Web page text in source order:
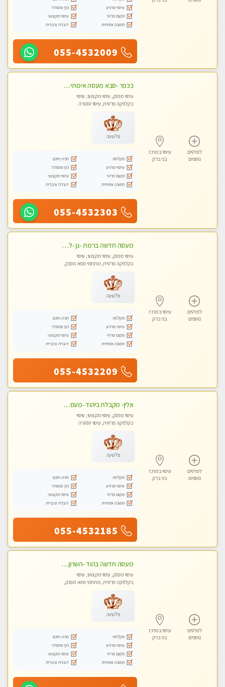
עיסוי מרגיע
נקי ומסודר
מקום פרטי
עיסוי מקצועי
תמונה אמיתית
דוברת עיברית
055-4532009
לפרטים
נוספים
עיסוי במרכז
בני ברק
בכפר -סבא מעסה איכותית מקצועית ומפנקת מאוד חדשה מעסה צעירה ואלופה לעיסוי מפנק מומלץ מאוד ....פרטי!!
עיסוי מפנק, עיסוי מקצועי, עיסוי
בקלניקה פרטית, עיסוי טנטרה
פלטינה
מקלחת
חניה חינם
עיסוי מרגיע
נקי ומסודר
מקום פרטי
עיסוי מקצועי
תמונה אמיתית
דוברת עיברית
055-4532303
לפרטים
נוספים
עיסוי במרכז
בני ברק
מעסה חדשה ברמת -גן -לעיסוי מיוחד ואיכותי מקום פרטי ואינטימי ושקט מומלץ לחלוטין!!
עיסוי מפנק, עיסוי מקצועי, עיסוי
בקלניקה פרטית, מתחמי ספא מפנק,
פלטינה
מקלחת
חניה חינם
עיסוי מרגיע
נקי ומסודר
מקום פרטי
עיסוי מקצועי
תמונה אמיתית
דוברת עיברית
055-4532209
לפרטים
נוספים
עיסוי במרכז
בני ברק
אלין- מקבלת ביהוד -מעסה פרטית ואיכותית לבד ביהוד . עיסוי מפנק אצלי ביהוד
עיסוי מפנק, עיסוי מקצועי, עיסוי
בקלניקה פרטית, עיסוי טנטרה
פלטינה
מקלחת
חניה חינם
עיסוי מרגיע
נקי ומסודר
מקום פרטי
עיסוי מקצועי
תמונה אמיתית
דוברת עיברית
055-4532185
לפרטים
נוספים
עיסוי במרכז
בני ברק
מעסה חדשה בהוד -השרון -כל סוגי העיסויים מעסה מקצועית ואיכותית פרטי!!!מומלץ לחלוטין!!
עיסוי מפנק, עיסוי מקצועי, עיסוי
בקלניקה פרטית, מתחמי ספא מפנק,
פלטינה
מקלחת
חניה חינם
עיסוי מרגיע
נקי ומסודר
מקום פרטי
עיסוי מקצועי
תמונה אמיתית
דוברת עיברית